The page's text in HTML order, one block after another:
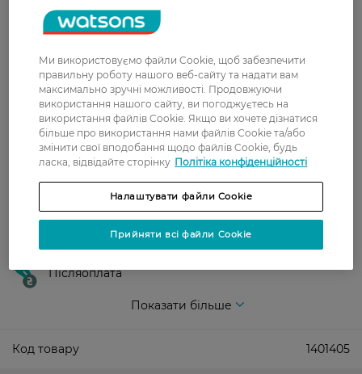
У відділення Нової пошти - 99 грн,
безкоштовно від 699 грн
Вартість доставки - 79 грн, безкоштовна
доставка від - 599 грн
Забрати сьогодні в магазині Watsons
Вартість доставки - 0 грн
Показати більше
Оплата карткою
Післяоплата
Показати більше
Код товару 1401405
Ми використовуємо файли Cookie, щоб забезпечити
правильну роботу нашого веб-сайту та надати вам
максимально зручні можливості. Продовжуючи
використання нашого сайту, ви погоджуєтесь на
використання файлів Cookie. Якщо ви хочете дізнатися
більше про використання нами файлів Cookie та/або
змінити свої вподобання щодо файлів Cookie, будь
ласка, відвідайте сторінку Політіка конфіденційності
Налаштувати файли Cookie
Прийняти всі файли Cookie